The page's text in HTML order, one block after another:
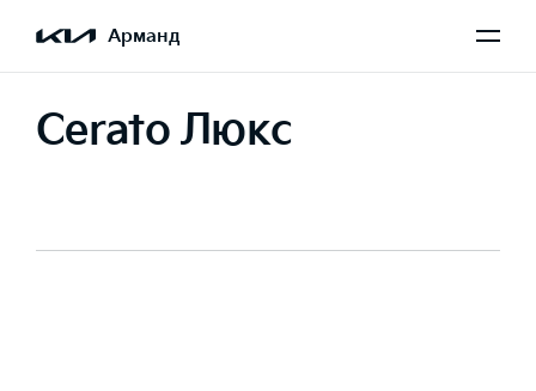
Арманд
Cerato Люкс